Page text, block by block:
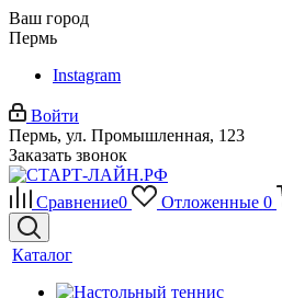
Ваш город
Пермь
Instagram
Войти
Пермь, ул. Промышленная, 123
Заказать звонок
Сравнение0 Отложенные 0
Каталог